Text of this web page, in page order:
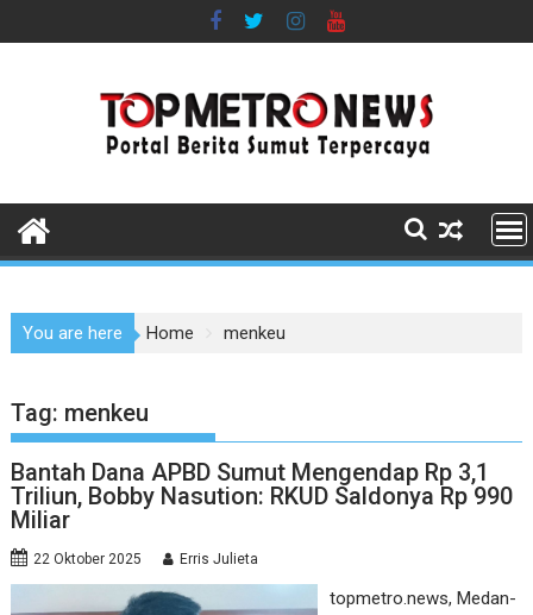
to
You are here Home menkeu
Tag: menkeu
Bantah Dana APBD Sumut Mengendap Rp 3,1
Triliun, Bobby Nasution: RKUD Saldonya Rp 990
Miliar
22 Oktober 2025 Erris Julieta
topmetro.news, Medan-